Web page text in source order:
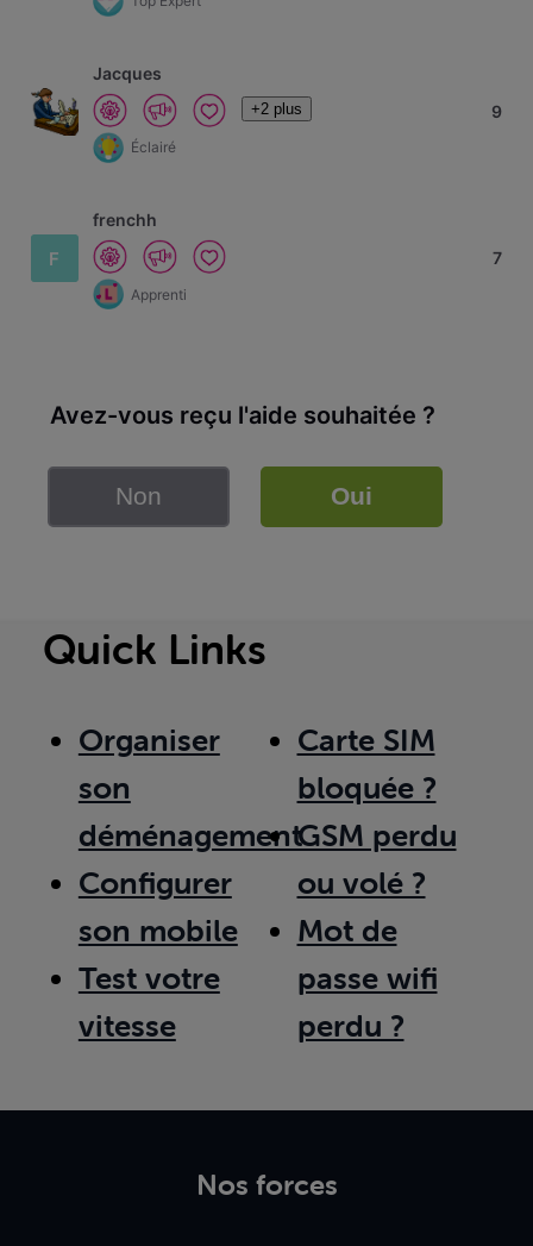
Jacques
+2 plus
Éclairé
9
F
frenchh
Apprenti
7
Avez-vous reçu l'aide souhaitée ?
Non Oui
Quick Links
Organiser
son
déménagement
Configurer
son mobile
Test votre
vitesse
Carte SIM
bloquée ?
GSM perdu
ou volé ?
Mot de
passe wifi
perdu ?
Nos forces